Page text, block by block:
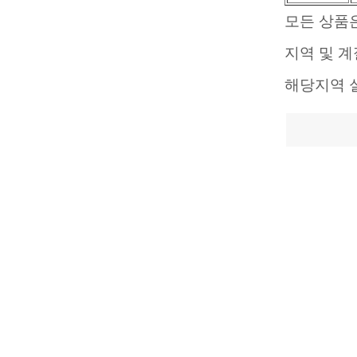
모든 상품
지역 및
해당지역